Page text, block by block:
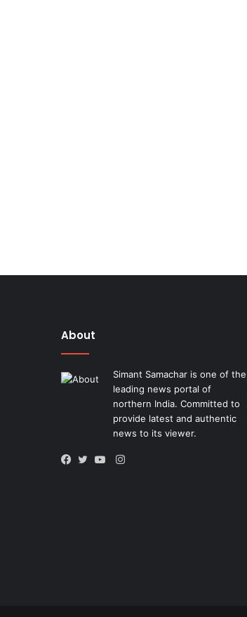
About
Simant Samachar is one of the
leading news portal of
northern India. Committed to
provide latest and authentic
news to its viewer.
Instagram